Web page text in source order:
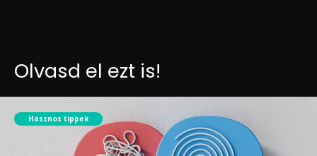
Olvasd el ezt is!
Hasznos tippek